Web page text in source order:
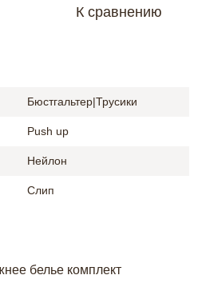
К сравнению
Бюстгальтер|Трусики
Push up
Нейлон
Слип
белье комплект